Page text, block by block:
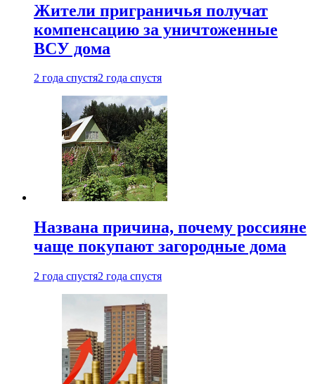
Жители приграничья получат
компенсацию за уничтоженные
ВСУ дома
2 года спустя2 года спустя
Названа причина, почему россияне
чаще покупают загородные дома
2 года спустя2 года спустя